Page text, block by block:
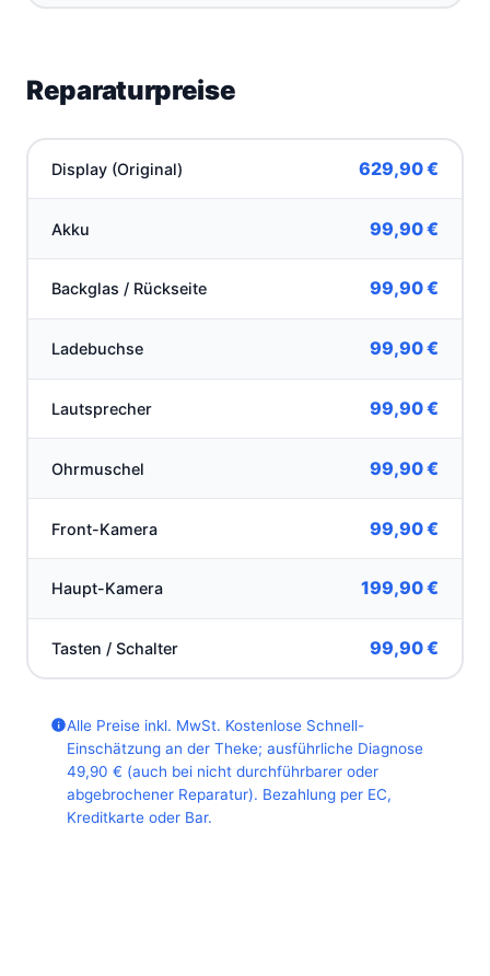
Reparaturpreise
Display (Original) 629,90 €
Akku 99,90 €
Backglas / Rückseite 99,90 €
Ladebuchse 99,90 €
Lautsprecher 99,90 €
Ohrmuschel 99,90 €
Front-Kamera 99,90 €
Haupt-Kamera 199,90 €
Tasten / Schalter 99,90 €
Alle Preise inkl. MwSt. Kostenlose Schnell-
Einschätzung an der Theke; ausführliche Diagnose
49,90 € (auch bei nicht durchführbarer oder
abgebrochener Reparatur). Bezahlung per EC,
Kreditkarte oder Bar.